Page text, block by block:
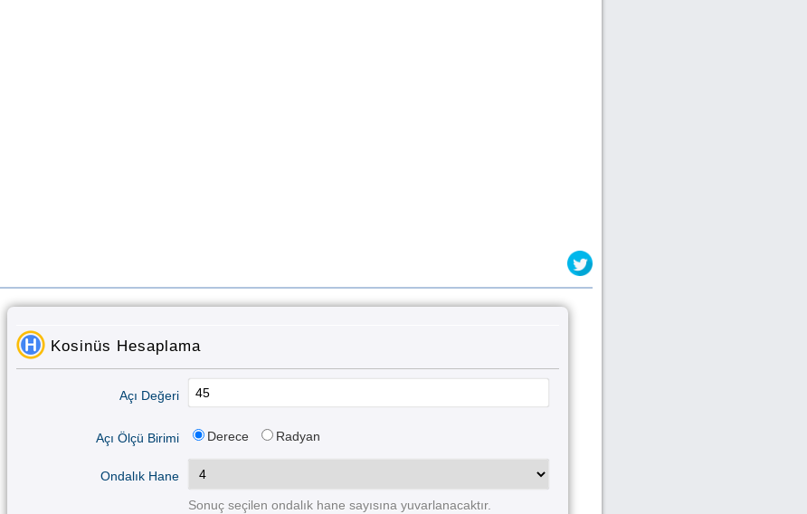
Kosinüs Hesaplama
Açı Değeri
Açı Ölçü Birimi Derece Radyan
Ondalık Hane
Sonuç seçilen ondalık hane sayısına yuvarlanacaktır.